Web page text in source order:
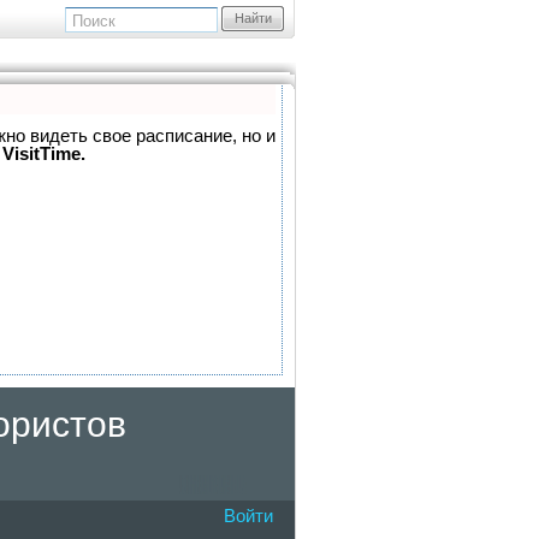
Найти
видеть свое расписание, но и
Войти